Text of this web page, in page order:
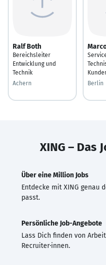
Ralf Both
Bereichsleiter
Entwicklung und
Technik
Achern
Berlin
XING – Das
Über eine Million Jobs
Entdecke mit XING genau
passt.
Persönliche Job-Angebote
Lass Dich finden von
Recruiter·innen.